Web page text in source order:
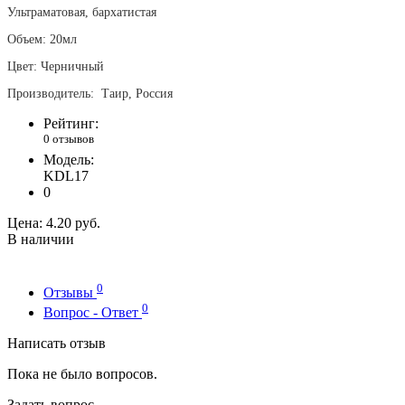
Ультраматовая, бархатистая
Объем: 20мл
Цвет: Черничный
Производитель: Таир, Россия
Рейтинг:
0 отзывов
Модель:
KDL17
0
Цена: 4.20 руб.
В наличии
Отзывы 0
Вопрос - Ответ 0
Написать отзыв
Пока не было вопросов.